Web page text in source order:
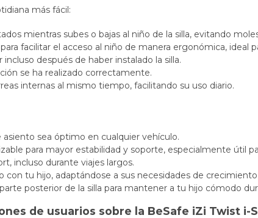
más fácil:
mientras subes o bajas al niño de la silla, evitando
facilitar el acceso al niño de manera ergonómica, ideal
incluso después de haber instalado la silla.
se ha realizado correctamente.
internas al mismo tiempo, facilitando su uso diario.
asiento sea óptimo en cualquier vehículo.
para mayor estabilidad y soporte, especialmente útil
incluso durante viajes largos.
con tu hijo, adaptándose a sus necesidades de
posterior de la silla para mantener a tu hijo cómodo
de usuarios sobre la BeSafe iZi Twist i-